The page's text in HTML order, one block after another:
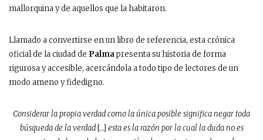
mallorquina y de aquellos que la habitaron.
Llamado a convertirse en un libro de referencia, esta crónica
oficial de la ciudad de Palmapresenta su historia de forma
rigurosa y accesible, acercándola a todo tipo de lectores de un
modo ameno y fidedigno.
Considerar la propia verdad como la única posible significa negar toda
búsqueda de la verdad[…] esta es la razón por la cual la duda no es